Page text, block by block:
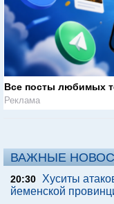
Все посты любимых
Реклама
ВАЖНЫЕ
20:30 Хуситы
йеменской